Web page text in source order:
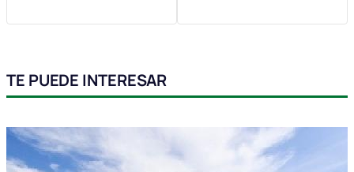
TE PUEDE INTERESAR